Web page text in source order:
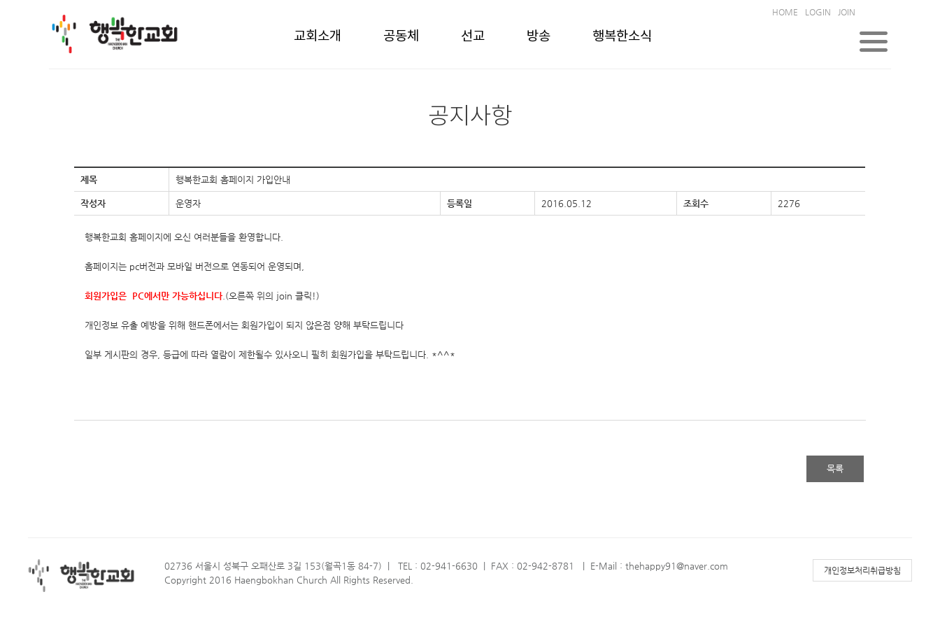
HOME LOGIN JOIN
교회소개 공동체 선교 방송 행복한소식
공지사항
제목 행복한교회 홈페이지 가입안내
작성자 운영자 등록일 2016.05.12 조회수 2276
행복한교회 홈페이지에 오신 여러분들을 환영합니다.
홈페이지는 pc버전과 모바일 버전으로 연동되어 운영되며,
회원가입은 PC에서만 가능하십니다.(오른쪽 위의 join 클릭!)
개인정보 유출 예방을 위해 핸드폰에서는 회원가입이 되지 않은점 양해 부탁드립니다
일부 게시판의 경우, 등급에 따라 열람이 제한될수 있사오니 필히 회원가입을 부탁드립니다. *^^*
목록
02736 서울시 성북구 오패산로 3길 153(월곡1동 84-7) TEL : 02-941-6630 FAX : 02-942-8781
E-Mail : thehappy91@naver.com
Copyright 2016 Haengbokhan Church All Rights Reserved.
개인정보처리취급방침